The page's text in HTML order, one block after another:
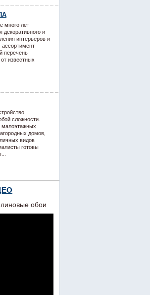
много лет
декоративного и
интерьеров и
перечень
известных
сложности.
малоэтажных
домов,
видов
готовы
обои